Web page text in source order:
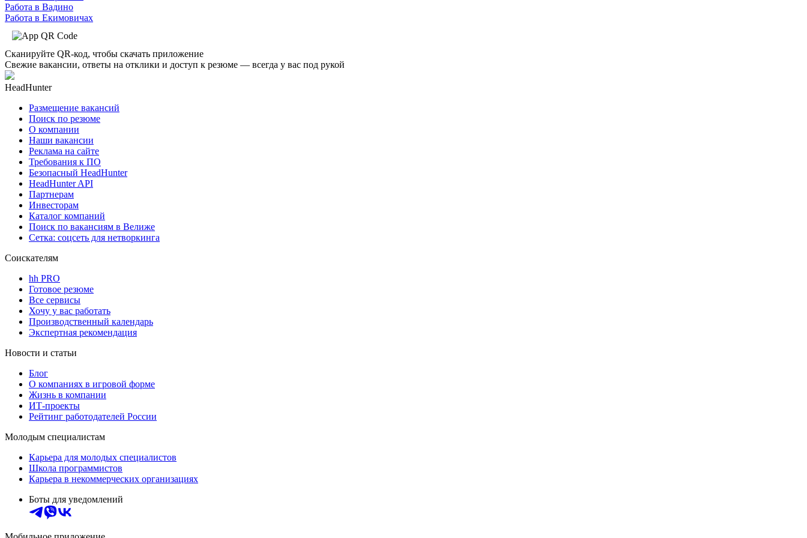
Работа в Вадино
Работа в Екимовичах
Сканируйте QR-код, чтобы скачать приложение
Свежие вакансии, ответы на отклики и доступ к резюме — всегда у вас под рукой
HeadHunter
Размещение вакансий
Поиск по резюме
О компании
Наши вакансии
Реклама на сайте
Требования к ПО
Безопасный HeadHunter
HeadHunter API
Партнерам
Инвесторам
Каталог компаний
Поиск по вакансиям в Велиже
Сетка: соцсеть для нетворкинга
Соискателям
hh PRO
Готовое резюме
Все сервисы
Хочу у вас работать
Производственный календарь
Экспертная рекомендация
Новости и статьи
Блог
О компаниях в игровой форме
Жизнь в компании
ИТ-проекты
Рейтинг работодателей России
Молодым специалистам
Карьера для молодых специалистов
Школа программистов
Карьера в некоммерческих организациях
Боты для уведомлений